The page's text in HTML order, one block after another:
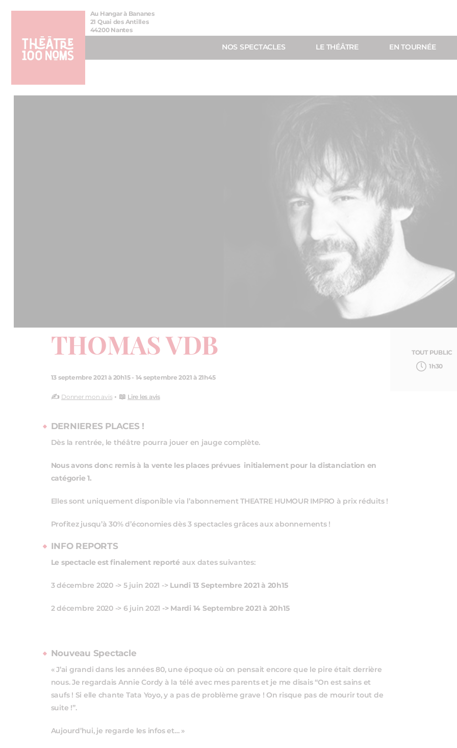
Aller
Aller au
Au Hangar à Bananes
21 Quai des Antilles
44200 Nantes
NOS SPECTACLES LE THÉÂTRE EN TOURNÉE
THOMAS VDB
13 septembre 2021 à 20h15- 14 septembre 2021 à 21h45
✍️ Donner mon avis• 📖 Lire les avis
DERNIERES PLACES !
Dès la rentrée, le théâtre pourra jouer en jauge complète.
Nous avons donc remis à la vente les places prévues initialement pour la distanciation en
catégorie 1.
Elles sont uniquement disponible via l’abonnement THEATRE HUMOUR IMPRO à prix réduits !
Profitez jusqu’à 30% d’économies dès 3 spectacles grâces aux abonnements !
INFO REPORTS
Le spectacle est finalement reporté aux dates suivantes:
3 décembre 2020 -> 5 juin 2021 -> Lundi 13 Septembre 2021 à 20h15
2 décembre 2020 -> 6 juin 2021 -> Mardi 14 Septembre 2021 à 20h15
Nouveau Spectacle
« J’ai grandi dans les années 80, une époque où on pensait encore que le pire était derrière
nous. Je regardais Annie Cordy à la télé avec mes parents et je me disais “On est sains et
saufs ! Si elle chante Tata Yoyo, y a pas de problème grave ! On risque pas de mourir tout de
suite !”.
Aujourd’hui, je regarde les infos et… »
TOUT PUBLIC
1h30